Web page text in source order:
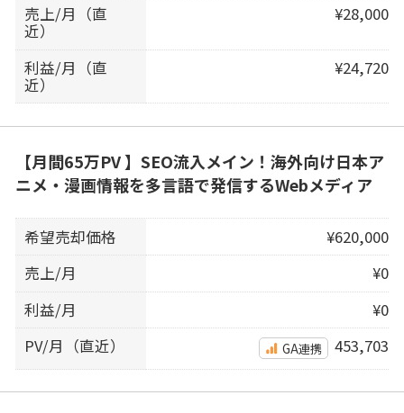
売上/月（直
近）
¥28,000
利益/月（直
近）
¥24,720
【月間65万PV 】SEO流入メイン！海外向け日本ア
ニメ・漫画情報を多言語で発信するWebメディア
希望売却価格
¥620,000
売上/月
¥0
利益/月
¥0
PV/月（直近）
GA連携 453,703